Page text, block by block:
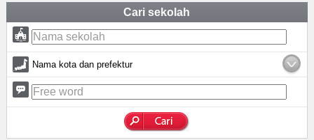
Cari sekolah
Nama kota dan prefektur